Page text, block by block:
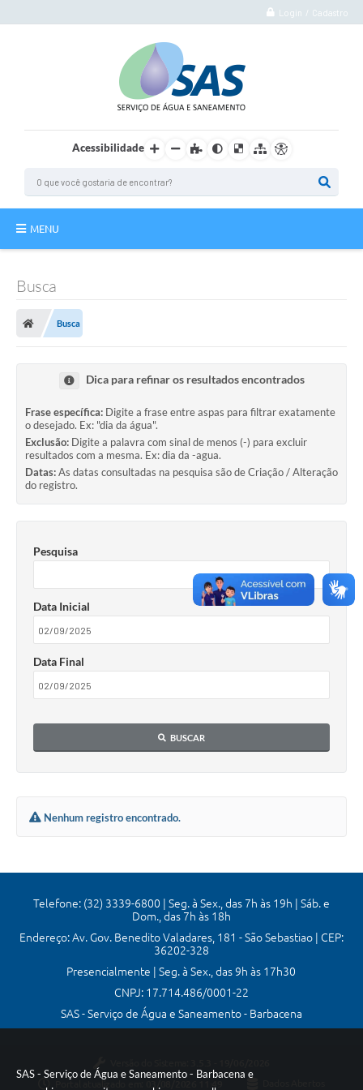
SAS - Serviço de Água e Saneamento - Barbacena e
Login / Cadastro
Acessibilidade
MENU
Autoatendimento
Agência Virtual
Consulta Pública
Obras Públicas
Transparência
Legislação
Plano Municipal de Saneamento Básico
Publicidade de Processos
Teleatendimento
Busca
Busca
Dica para refinar os resultados encontrados
Frase específica: Digite a frase entre aspas para filtrar exatamente
o desejado. Ex: "dia da água".
Exclusão: Digite a palavra com sinal de menos (-) para excluir
resultados com a mesma. Ex: dia da -agua.
Datas:As datas consultadas na pesquisa são de Criação / Alteração
do registro.
Pesquisa
Data Inicial
Data Final
BUSCAR
Nenhum registro encontrado.
Telefone: (32) 3339-6800 | Seg. à Sex., das 7h às 19h | Sáb. e
Dom., das 7h às 18h
Endereço: Av. Gov. Benedito Valadares, 181 - São Sebastiao | CEP:
36202-328
Presencialmente | Seg. à Sex., das 9h às 17h30
CNPJ: 17.714.486/0001-22
SAS - Serviço de Água e Saneamento - Barbacena